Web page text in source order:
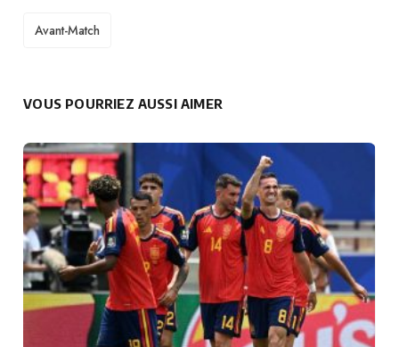
TAGS
Avant-Match
VOUS POURRIEZ AUSSI AIMER